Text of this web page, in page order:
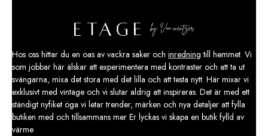
Hos oss hittar du en oas av vackra saker och inredning till hemmet. Vi
som jobbar här älskar att experimentera med kontraster och att ta ut
svängarna, mixa det stora med det lilla och att testa nytt. Här mixar vi
exklusivt med vintage och vi slutar aldrig att inspireras. Det är med ett
ständigt nyfiket öga vi letar trender, märken och nya detaljer att fylla
butiken med och tillsammans mer Er lyckas vi skapa en butik fylld av
värme